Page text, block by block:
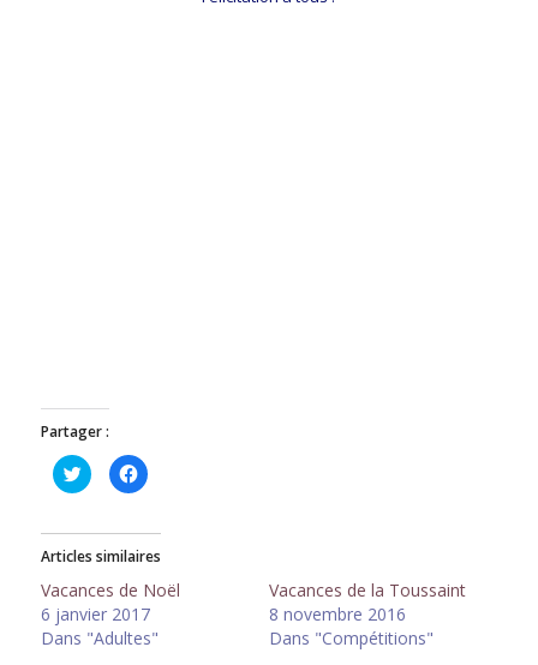
Partager :
Cliquez
pour
partager
une
fenêtre)
Cliquez
pour
une
fenêtre)
Articles similaires
Vacances de Noël
6 janvier 2017
Dans "Adultes"
Vacances de la Toussaint
8 novembre 2016
Dans "Compétitions"